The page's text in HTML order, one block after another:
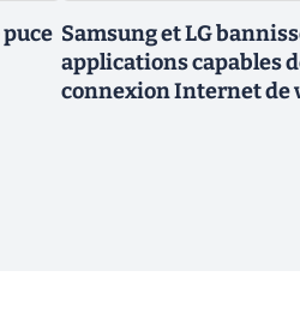
puce Samsung et LG
applications capables
connexion Internet de